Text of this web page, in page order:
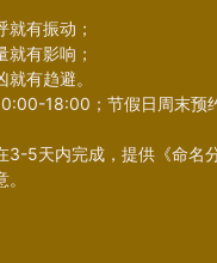
有振动；
有影响；
有趋避。
18:00；节假日周末预
3-5天内完成，提供《命名